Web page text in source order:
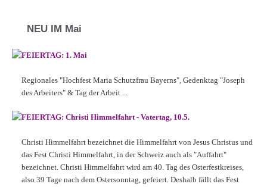
NEU IM Mai
FEIERTAG: 1. Mai
Regionales "Hochfest Maria Schutzfrau Bayerns", Gedenktag "Joseph
des Arbeiters" & Tag der Arbeit ...
FEIERTAG: Christi Himmelfahrt - Vatertag, 10.5.
Christi Himmelfahrt bezeichnet die Himmelfahrt von Jesus Christus und
das Fest Christi Himmelfahrt, in der Schweiz auch als "Auffahrt"
bezeichnet. Christi Himmelfahrt wird am 40. Tag des Osterfestkreises,
also 39 Tage nach dem Ostersonntag, gefeiert. Deshalb fällt das Fest